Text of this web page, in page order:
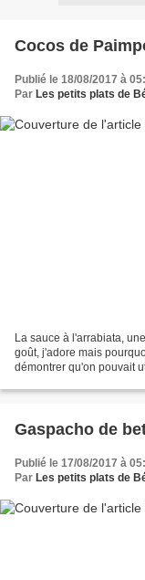
Cocos de
Publié le 18/08/2017 à
Par Les petits plats de
La sauce à l'arrabiata,
goût, j'adore mais
démontrer qu'on pouvait
Gaspacho de
Publié le 17/08/2017 à
Par Les petits plats de